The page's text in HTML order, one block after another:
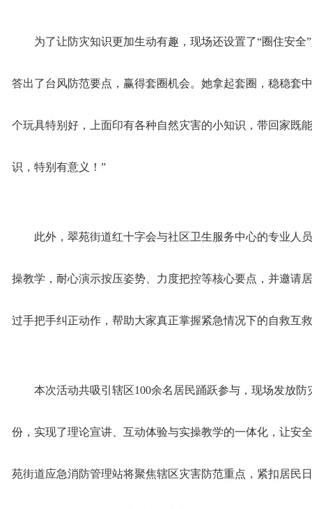
为了让防灾知识更加生动有趣，现场还设置了“圈住安
答出了台风防范要点，赢得套圈机会。她拿起套圈，稳稳套
个玩具特别好，上面印有各种自然灾害的小知识，带回家既
识，特别有意义！”
此外，翠苑街道红十字会与社区卫生服务中心的专业人
操教学，耐心演示按压姿势、力度把控等核心要点，并邀请
过手把手纠正动作，帮助大家真正掌握紧急情况下的自救互
本次活动共吸引辖区100余名居民踊跃参与，现场发放
份，实现了理论宣讲、互动体验与实操教学的一体化，让安
苑街道应急消防管理站将聚焦辖区灾害防范重点，紧扣居民